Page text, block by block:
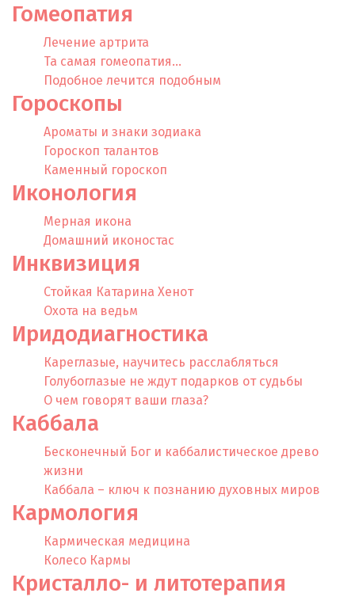
Гомеопатия
Лечение артрита
Та самая гомеопатия…
Подобное лечится подобным
Гороскопы
Ароматы и знаки зодиака
Гороскоп талантов
Каменный гороскоп
Иконология
Мерная икона
Домашний иконостас
Инквизиция
Стойкая Катарина Хенот
Охота на ведьм
Иридодиагностика
Кареглазые, научитесь расслабляться
Голубоглазые не ждут подарков от судьбы
О чем говорят ваши глаза?
Каббала
Бесконечный Бог и каббалистическое древо
жизни
Каббала – ключ к познанию духовных миров
Кармология
Кармическая медицина
Колесо Кармы
Кристалло- и литотерапия